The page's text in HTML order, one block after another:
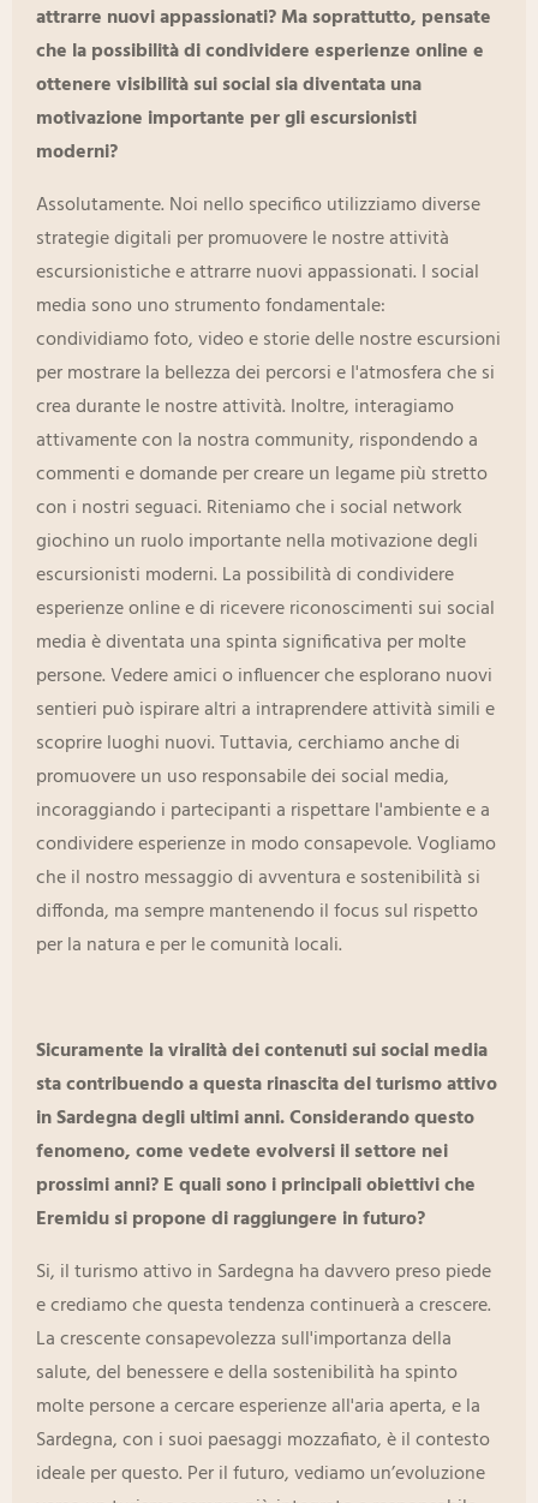
attrarre nuovi appassionati? Ma soprattutto, pensate
che la possibilità di condividere esperienze online e
ottenere visibilità sui social sia diventata una
motivazione importante per gli escursionisti
moderni?
Assolutamente. Noi nello specifico utilizziamo diverse
strategie digitali per promuovere le nostre attività
escursionistiche e attrarre nuovi appassionati. I social
media sono uno strumento fondamentale:
condividiamo foto, video e storie delle nostre escursioni
per mostrare la bellezza dei percorsi e l'atmosfera che si
crea durante le nostre attività. Inoltre, interagiamo
attivamente con la nostra community, rispondendo a
commenti e domande per creare un legame più stretto
con i nostri seguaci. Riteniamo che i social network
giochino un ruolo importante nella motivazione degli
escursionisti moderni. La possibilità di condividere
esperienze online e di ricevere riconoscimenti sui social
media è diventata una spinta significativa per molte
persone. Vedere amici o influencer che esplorano nuovi
sentieri può ispirare altri a intraprendere attività simili e
scoprire luoghi nuovi. Tuttavia, cerchiamo anche di
promuovere un uso responsabile dei social media,
incoraggiando i partecipanti a rispettare l'ambiente e a
condividere esperienze in modo consapevole. Vogliamo
che il nostro messaggio di avventura e sostenibilità si
diffonda, ma sempre mantenendo il focus sul rispetto
per la natura e per le comunità locali.
Sicuramente la viralità dei contenuti sui social media
sta contribuendo a questa rinascita del turismo attivo
in Sardegna degli ultimi anni. Considerando questo
fenomeno, come vedete evolversi il settore nei
prossimi anni? E quali sono i principali obiettivi che
Eremidu si propone di raggiungere in futuro?
Si, il turismo attivo in Sardegna ha davvero preso piede
e crediamo che questa tendenza continuerà a crescere.
La crescente consapevolezza sull'importanza della
salute, del benessere e della sostenibilità ha spinto
molte persone a cercare esperienze all'aria aperta, e la
Sardegna, con i suoi paesaggi mozzafiato, è il contesto
ideale per questo. Per il futuro, vediamo un’evoluzione